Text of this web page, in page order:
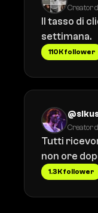
Creator
Il tasso di
settimana.
110K follower
Creator
Tutti
non ore
1.3K follower